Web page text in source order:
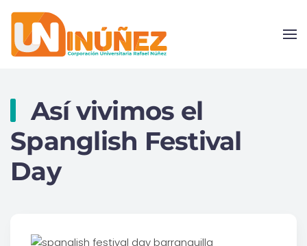
Skip to main content
Así vivimos el
Spanglish Festival
Day